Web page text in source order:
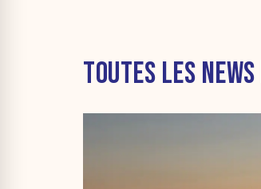
TOUTES LES NEWS